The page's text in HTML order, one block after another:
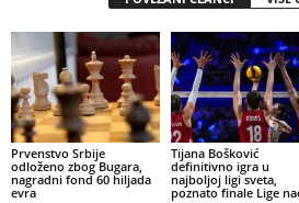
Prvenstvo Srbije
odloženo zbog Bugara,
nagradni fond 60 hiljada
evra
Tijana Bošković
definitivno igra u
najboljoj ligi sveta,
poznato finale Lige